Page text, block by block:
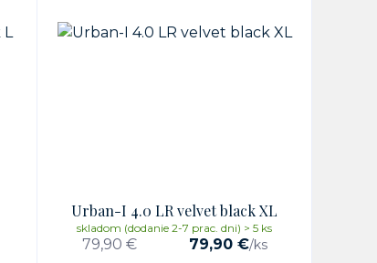
Urban-I 4.0 LR velvet black XL
79,90 € 79,90 €/ks
skladom (dodanie 2-7 prac. dni) > 5 ks